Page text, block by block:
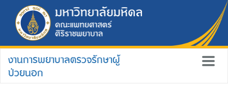
งานการพยาบาลตรวจรักษาผู้
ป่วยนอก